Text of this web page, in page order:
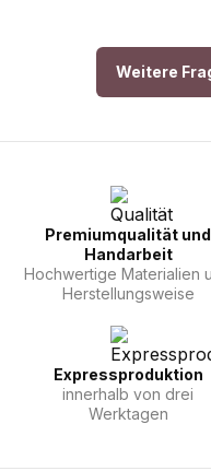
Weitere
Premiumqualität und
Handarbeit
Hochwertige Materialien
Herstellungsweise
Expressproduktion
innerhalb von drei
Werktagen